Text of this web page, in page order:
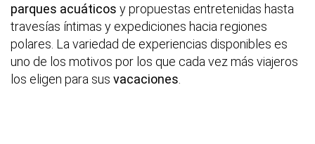
parques acuáticos y propuestas entretenidas hasta
travesías íntimas y expediciones hacia regiones
polares. La variedad de experiencias disponibles es
uno de los motivos por los que cada vez más viajeros
los eligen para sus vacaciones